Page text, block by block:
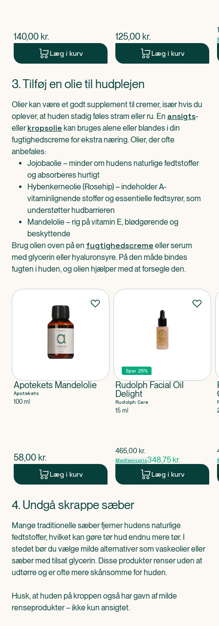
$nuværende pris
140,00 kr.
Læg i kurv
$nuværende pris
125,00 kr.
Læg i kurv
3. Tilføj en olie til hudplejen
Olier kan være et godt supplement til cremer, især hvis du
oplever, at huden stadig føles stram eller ru. En ansigts-
ellerkropsolie kan bruges alene eller blandes i din
fugtighedscreme for ekstra næring. Olier, der ofte
anbefales:
Jojobaolie – minder om hudens naturlige fedtstoffer
og absorberes hurtigt
Hybenkerneolie (Rosehip) – indeholder A-
vitaminlignende stoffer og essentielle fedtsyrer, som
understøtter hudbarrieren
Mandelolie – rig på vitamin E, blødgørende og
beskyttende
Brug olien oven på en fugtighedscreme eller serum
med glycerin eller hyaluronsyre. På den måde bindes
fugten i huden, og olien hjælper med at forsegle den.
Produkter
Apotekets Mandelolie
Apotekets
100 ml
$nuværende pris
58,00 kr.
Læg i kurv
Spar 25%
Rudolph Facial Oil
Delight
Rudolph Care
15 ml
$gammel pris
465,00 kr.
Medlemspris348,75 kr.
Læg i kurv
4. Undgå skrappe sæber
Mange traditionelle sæber fjerner hudens naturlige
fedtstoffer, hvilket kan gøre tør hud endnu mere tør. I
stedet bør du vælge milde alternativer som vaskeolier eller
sæber med tilsat glycerin. Disse produkter renser uden at
udtørre og er ofte mere skånsomme for huden.
Husk, at huden på kroppen også har gavn af milde
renseprodukter – ikke kun ansigtet.